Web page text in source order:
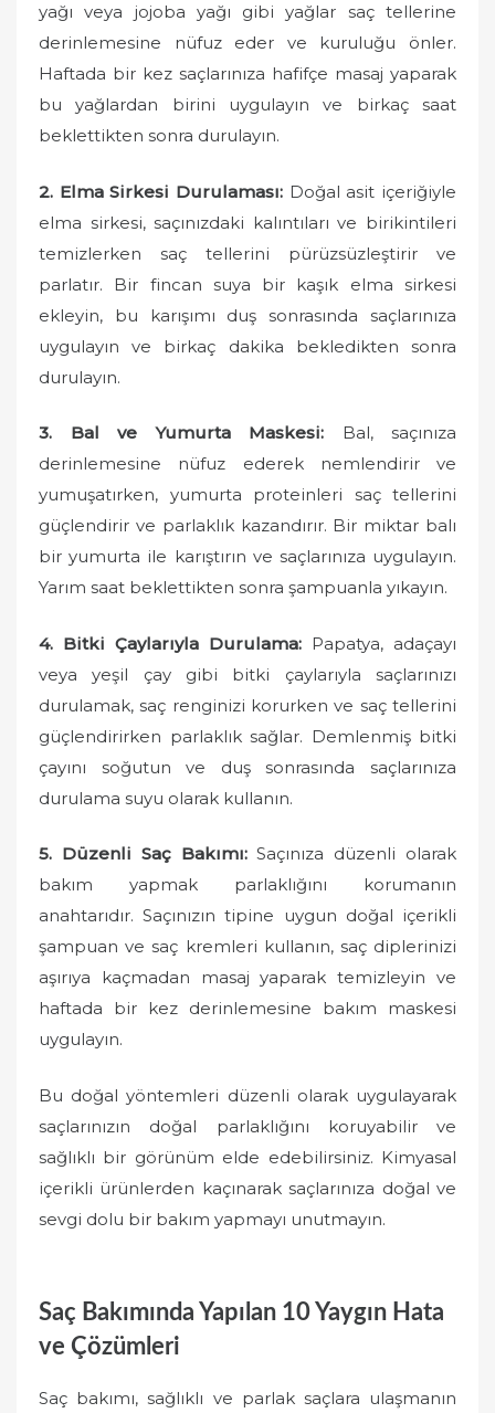
yağı veya jojoba yağı gibi yağlar saç tellerine
derinlemesine nüfuz eder ve kuruluğu önler.
Haftada bir kez saçlarınıza hafifçe masaj yaparak
bu yağlardan birini uygulayın ve birkaç saat
beklettikten sonra durulayın.
2. Elma Sirkesi Durulaması: Doğal asit içeriğiyle
elma sirkesi, saçınızdaki kalıntıları ve birikintileri
temizlerken saç tellerini pürüzsüzleştirir ve
parlatır. Bir fincan suya bir kaşık elma sirkesi
ekleyin, bu karışımı duş sonrasında saçlarınıza
uygulayın ve birkaç dakika bekledikten sonra
durulayın.
3. Bal ve Yumurta Maskesi: Bal, saçınıza
derinlemesine nüfuz ederek nemlendirir ve
yumuşatırken, yumurta proteinleri saç tellerini
güçlendirir ve parlaklık kazandırır. Bir miktar balı
bir yumurta ile karıştırın ve saçlarınıza uygulayın.
Yarım saat beklettikten sonra şampuanla yıkayın.
4. Bitki Çaylarıyla Durulama: Papatya, adaçayı
veya yeşil çay gibi bitki çaylarıyla saçlarınızı
durulamak, saç renginizi korurken ve saç tellerini
güçlendirirken parlaklık sağlar. Demlenmiş bitki
çayını soğutun ve duş sonrasında saçlarınıza
durulama suyu olarak kullanın.
5. Düzenli Saç Bakımı:Saçınıza düzenli olarak
bakım yapmak parlaklığını korumanın
anahtarıdır. Saçınızın tipine uygun doğal içerikli
şampuan ve saç kremleri kullanın, saç diplerinizi
aşırıya kaçmadan masaj yaparak temizleyin ve
haftada bir kez derinlemesine bakım maskesi
uygulayın.
Bu doğal yöntemleri düzenli olarak uygulayarak
saçlarınızın doğal parlaklığını koruyabilir ve
sağlıklı bir görünüm elde edebilirsiniz. Kimyasal
içerikli ürünlerden kaçınarak saçlarınıza doğal ve
sevgi dolu bir bakım yapmayı unutmayın.
Saç Bakımında Yapılan 10 Yaygın Hata
ve Çözümleri
Saç bakımı, sağlıklı ve parlak saçlara ulaşmanın